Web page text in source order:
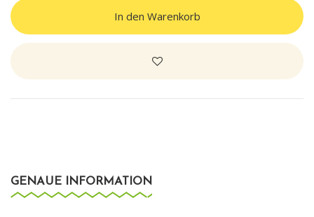
In den Warenkorb
GENAUE INFORMATION